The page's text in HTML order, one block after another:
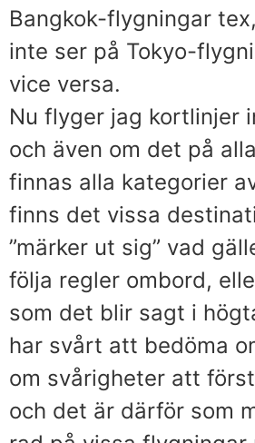
Bangkok-flygningar
inte ser på Tokyo-
vice versa.
Nu flyger jag kortlinjer
och även om det på
finnas alla kategorier
finns det vissa
”märker ut sig” vad
följa regler ombord,
som det blir sagt i
har svårt att bedöma
om svårigheter att
och det är därför som